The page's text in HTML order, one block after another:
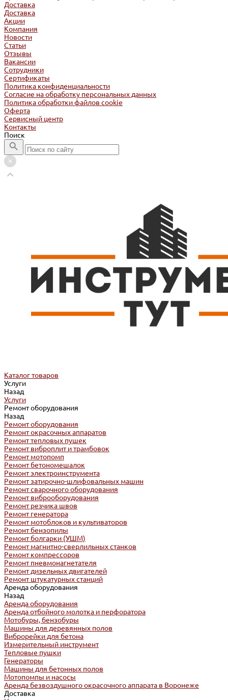
Доставка
Доставка
Акции
Компания
Новости
Статьи
Отзывы
Вакансии
Сотрудники
Сертификаты
Политика конфиденциальности
Согласие на обработку персональных данных
Политика обработки файлов cookie
Оферта
Сервисный центр
Контакты
Поиск
Каталог товаров
Услуги
Назад
Услуги
Ремонт оборудования
Назад
Ремонт оборудования
Ремонт окрасочных аппаратов
Ремонт тепловых пушек
Ремонт виброплит и трамбовок
Ремонт мотопомп
Ремонт бетономешалок
Ремонт электроинструмента
Ремонт затирочно-шлифовальных машин
Ремонт сварочного оборудования
Ремонт виброоборудования
Ремонт резчика швов
Ремонт генератора
Ремонт мотоблоков и культиваторов
Ремонт бензопилы
Ремонт болгарки (УШМ)
Ремонт магнитно-сверлильных станков
Ремонт компрессоров
Ремонт пневмонагнетателя
Ремонт дизельных двигателей
Ремонт штукатурных станций
Аренда оборудования
Назад
Аренда оборудования
Аренда отбойного молотка и перфоратора
Мотобуры, бензобуры
Машины для деревянных полов
Виброрейки для бетона
Измерительный инструмент
Тепловые пушки
Генераторы
Машины для бетонных полов
Мотопомпы и насосы
Аренда безвоздушного окрасочного аппарата в Воронеже
Доставка